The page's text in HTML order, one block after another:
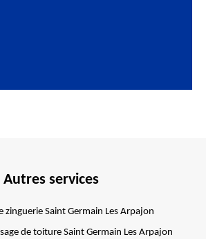
Autres services
zinguerie Saint Germain Les Arpajon
de toiture Saint Germain Les Arpajon